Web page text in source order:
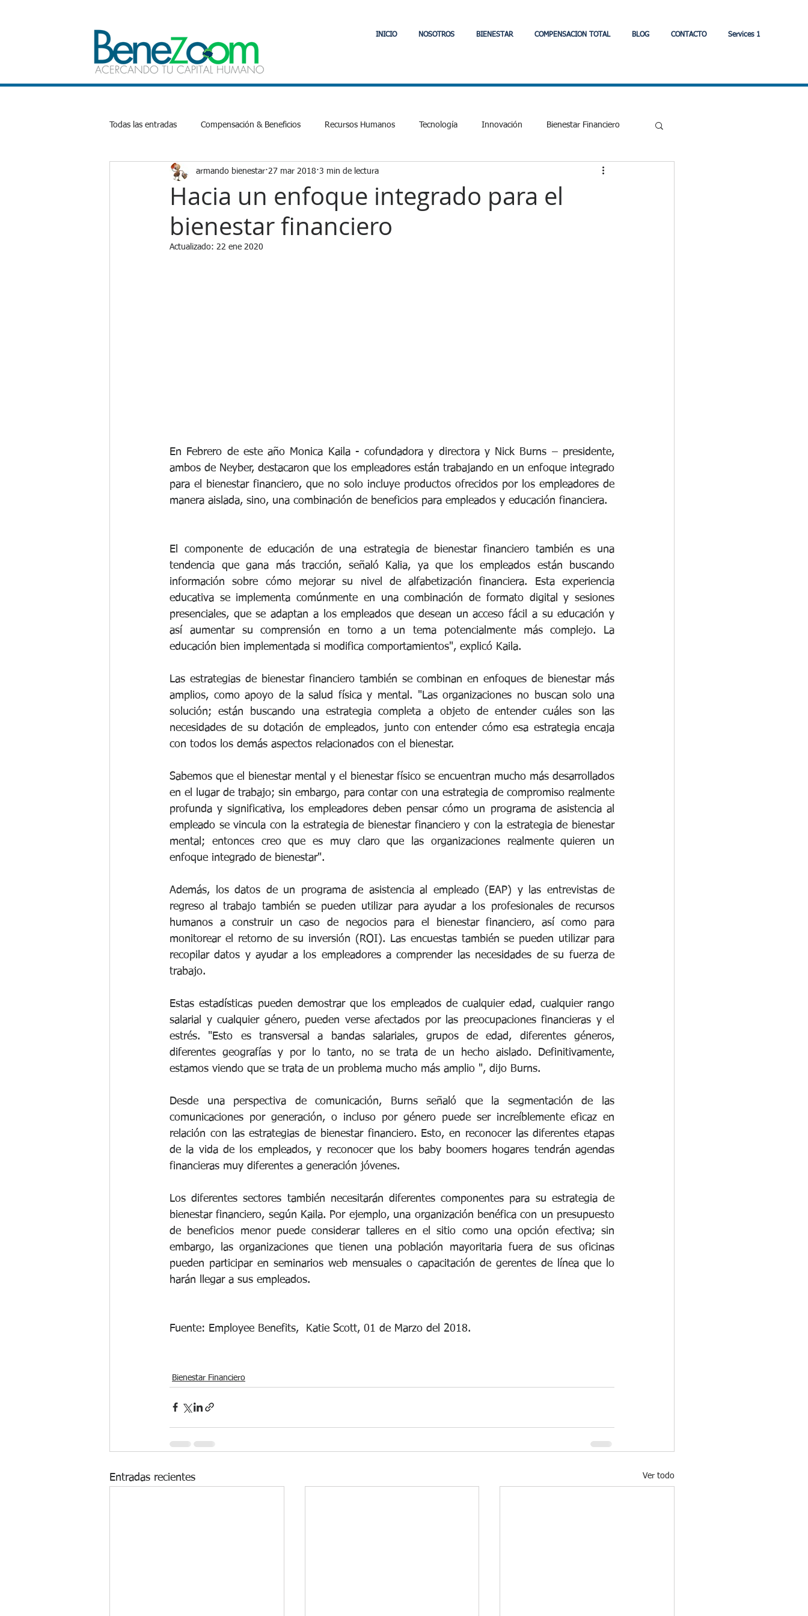
INICIO NOSOTROS BIENESTAR COMPENSACION TOTAL BLOG CONTACTO Services 1
Todas las entradas Compensación & Beneficios Recursos Humanos Tecnología Innovación Bienestar Financiero
Bienestar Emocional Salud Laboral y Tributario Comunidad
Productividad Inteligencia Artificial Fintech APIs
Hacia un enfoque integrado para el
bienestar financiero
armando bienestar 27 mar 2018 3 min de lectura
Actualizado: 22 ene 2020
En Febrero de este año Monica Kaila - cofundadora y directora y Nick Burns – presidente,
ambos de Neyber, destacaron que los empleadores están trabajando en un enfoque integrado
para el bienestar financiero, que no solo incluye productos ofrecidos por los empleadores de
manera aislada, sino, una combinación de beneficios para empleados y educación financiera.
El componente de educación de una estrategia de bienestar financiero también es una
tendencia que gana más tracción, señaló Kalia, ya que los empleados están buscando
información sobre cómo mejorar su nivel de alfabetización financiera. Esta experiencia
educativa se implementa comúnmente en una combinación de formato digital y sesiones
presenciales, que se adaptan a los empleados que desean un acceso fácil a su educación y
así aumentar su comprensión en torno a un tema potencialmente más complejo. La
educación bien implementada si modifica comportamientos", explicó Kaila.
Las estrategias de bienestar financiero también se combinan en enfoques de bienestar más
amplios, como apoyo de la salud física y mental. "Las organizaciones no buscan solo una
solución; están buscando una estrategia completa a objeto de entender cuáles son las
necesidades de su dotación de empleados, junto con entender cómo esa estrategia encaja
con todos los demás aspectos relacionados con el bienestar.
Sabemos que el bienestar mental y el bienestar físico se encuentran mucho más desarrollados
en el lugar de trabajo; sin embargo, para contar con una estrategia de compromiso realmente
profunda y significativa, los empleadores deben pensar cómo un programa de asistencia al
empleado se vincula con la estrategia de bienestar financiero y con la estrategia de bienestar
mental; entonces creo que es muy claro que las organizaciones realmente quieren un
enfoque integrado de bienestar".
Además, los datos de un programa de asistencia al empleado (EAP) y las entrevistas de
regreso al trabajo también se pueden utilizar para ayudar a los profesionales de recursos
humanos a construir un caso de negocios para el bienestar financiero, así como para
monitorear el retorno de su inversión (ROI). Las encuestas también se pueden utilizar para
recopilar datos y ayudar a los empleadores a comprender las necesidades de su fuerza de
trabajo.
Estas estadísticas pueden demostrar que los empleados de cualquier edad, cualquier rango
salarial y cualquier género, pueden verse afectados por las preocupaciones financieras y el
estrés. "Esto es transversal a bandas salariales, grupos de edad, diferentes géneros,
diferentes geografías y por lo tanto, no se trata de un hecho aislado. Definitivamente,
estamos viendo que se trata de un problema mucho más amplio ", dijo Burns.
Desde una perspectiva de comunicación, Burns señaló que la segmentación de las
comunicaciones por generación, o incluso por género puede ser increíblemente eficaz en
relación con las estrategias de bienestar financiero. Esto, en reconocer las diferentes etapas
de la vida de los empleados, y reconocer que los baby boomers hogares tendrán agendas
financieras muy diferentes a generación jóvenes.
Los diferentes sectores también necesitarán diferentes componentes para su estrategia de
bienestar financiero, según Kaila. Por ejemplo, una organización benéfica con un presupuesto
de beneficios menor puede considerar talleres en el sitio como una opción efectiva; sin
embargo, las organizaciones que tienen una población mayoritaria fuera de sus oficinas
pueden participar en seminarios web mensuales o capacitación de gerentes de línea que lo
harán llegar a sus empleados.
Fuente: Employee Benefits,  Katie Scott, 01 de Marzo del 2018.
Bienestar Financiero
Entradas recientes Ver todo